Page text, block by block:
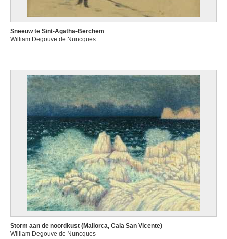
Sneeuw te Sint-Agatha-Berchem
William Degouve de Nuncques
Storm aan de noordkust (Mallorca, Cala San Vicente)
William Degouve de Nuncques